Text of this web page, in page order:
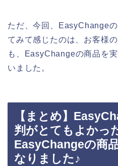
ただ、今回、EasyChange
てみて感じたのは、お客様
も、EasyChangeの商品を
いました。
【まとめ】
判がとてもよかっ
EasyChangeの商
なりました♪